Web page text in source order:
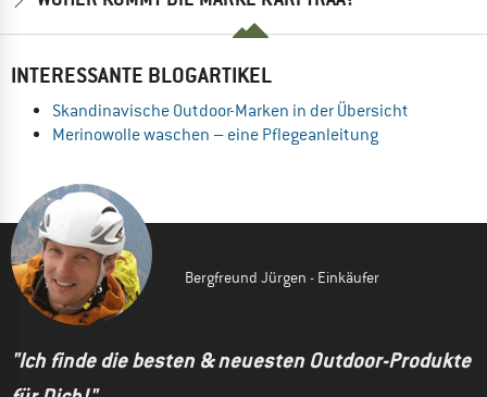
INTERESSANTE BLOGARTIKEL
Skandinavische Outdoor-Marken in der Übersicht
Merinowolle waschen – eine Pflegeanleitung
Bergfreund Jürgen - Einkäufer
"Ich finde die besten & neuesten Outdoor-Produkte